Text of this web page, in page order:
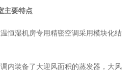
主要特点
湿机房专用精密空调采用模块化结
装备了大迎风面积的蒸发器，大风